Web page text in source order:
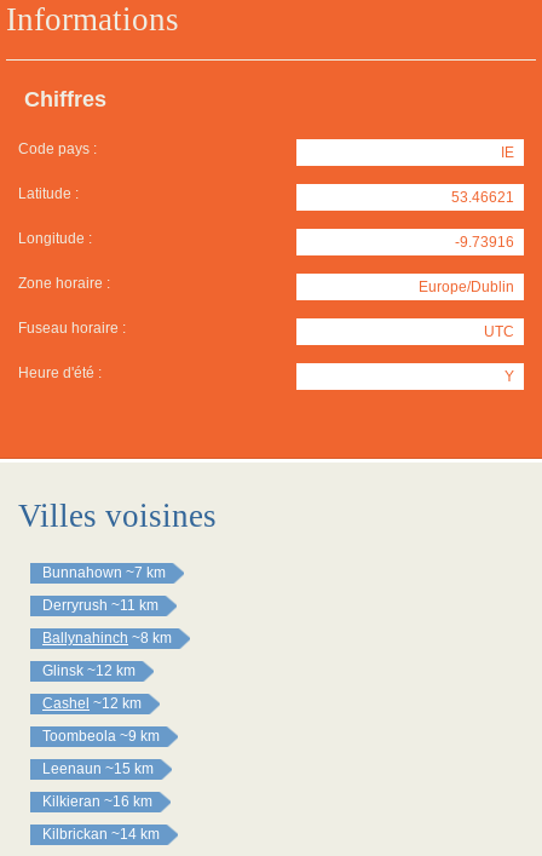
Informations
Chiffres
Code pays : IE
Latitude : 53.46621
Longitude : -9.73916
Zone horaire : Europe/Dublin
Fuseau horaire : UTC
Heure d'été : Y
Villes voisines
Bunnahown ~7 km
Derryrush ~11 km
Ballynahinch ~8 km
Glinsk ~12 km
Cashel ~12 km
Toombeola ~9 km
Leenaun ~15 km
Kilkieran ~16 km
Kilbrickan ~14 km